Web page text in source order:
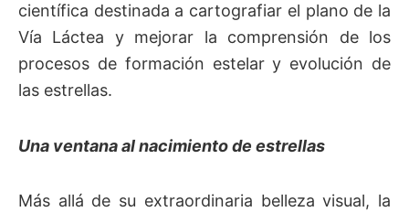
científica destinada a cartografiar el plano de la
Vía Láctea y mejorar la comprensión de los
procesos de formación estelar y evolución de
las estrellas.
Una ventana al nacimiento de estrellas
Más allá de su extraordinaria belleza visual, la